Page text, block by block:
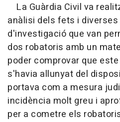
La Guàrdia Civil va
anàlisi dels fets i
d'investigació que van
dos robatoris amb un
poder comprovar que
s'havia allunyat del
portava com a mesura
incidència molt greu i
per a cometre els